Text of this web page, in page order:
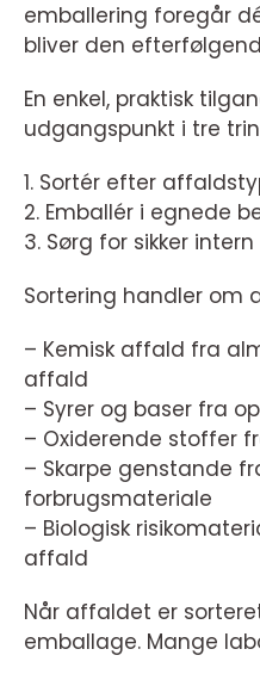
emballering foregår
bliver den
En enkel, praktisk
udgangspunkt i tre
1. Sortér efter
2. Emballér i egnede
3. Sørg for sikker
Sortering handler om
– Kemisk affald fra
affald
– Syrer og baser fra
– Oxiderende stoffer
– Skarpe genstande
forbrugsmateriale
– Biologisk
affald
Når affaldet er
emballage. Mange